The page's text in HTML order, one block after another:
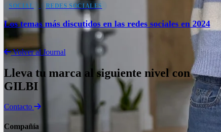
SOCIAL REDES SOCIALES
Los temas más discutidos en las redes sociales en 2024
Volver al Journal
Lleva tu marca al siguiente nivel con
GILBI
Contacto
Compañía